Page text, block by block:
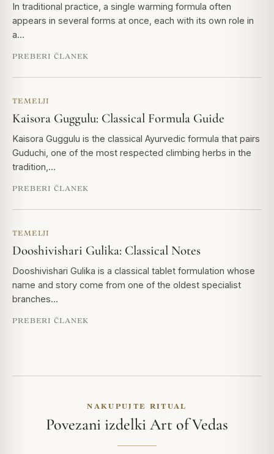
In traditional practice, a single warming formula often
appears in several forms at once, each with its own role in
a…
PREBERI ČLANEK
TEMELJI
Kaisora Guggulu: Classical Formula Guide
Kaisora Guggulu is the classical Ayurvedic formula that pairs
Guduchi, one of the most respected climbing herbs in the
tradition,…
PREBERI ČLANEK
TEMELJI
Dooshivishari Gulika: Classical Notes
Dooshivishari Gulika is a classical tablet formulation whose
name and story come from one of the oldest specialist
branches…
PREBERI ČLANEK
NAKUPUJTE RITUAL
Povezani izdelki Art of Vedas